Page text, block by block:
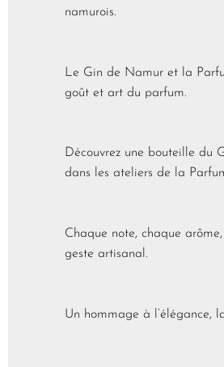
namurois.
Le Gin de Namur et la
goût et art du parfum.
Découvrez une bouteille du
dans les ateliers de la
Chaque note, chaque
geste artisanal.
Un hommage à l’élégance,